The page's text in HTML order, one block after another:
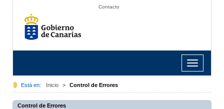
Contacto
Toggle
navigation
Está en: Inicio > Control de Errores
Control de Errores